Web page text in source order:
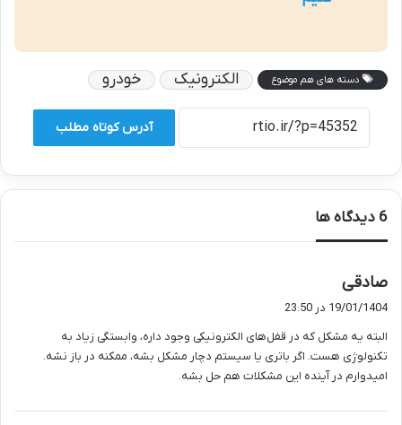
دسته های هم موضوع الکترونیک خودرو
آدرس کوتاه مطلب
‫6 دیدگاه ها
صادقی
ف
:
19/01/1404 در 23:50
البته یه مشکل که در قفل‌های الکترونیکی وجود داره، وابستگی زیاد به
تکنولوژی هست. اگر باتری یا سیستم دچار مشکل بشه، ممکنه در باز نشه.
امیدوارم در آینده این مشکلات هم حل بشه.